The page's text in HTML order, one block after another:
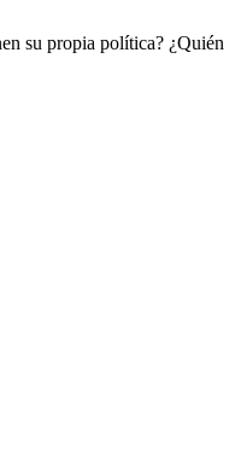
su propia política? ¿Quién